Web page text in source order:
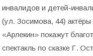
инвалидов и детей-
(ул. Зосимова, 44)
«Арлекин» покажут
спектакль по сказке Г.